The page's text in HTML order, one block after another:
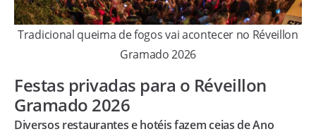
Tradicional queima de fogos vai acontecer no Réveillon
Gramado 2026
Festas privadas para o Réveillon
Gramado 2026
Diversos restaurantes e hotéis fazem ceias de Ano